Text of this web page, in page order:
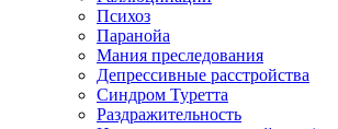
Психоз
Паранойа
Мания преследования
Депрессивные расстройства
Синдром Туретта
Раздражительность